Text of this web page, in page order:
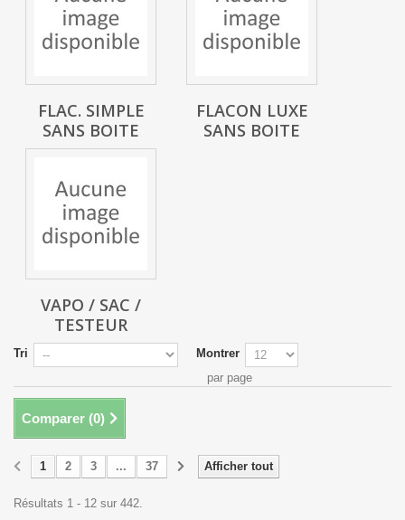
FLAC. SIMPLE
SANS BOITE
FLACON LUXE
SANS BOITE
VAPO / SAC /
TESTEUR
Tri
Montrer
par page
Comparer (0)
Afficher tout
1 2 3 ... 37
Résultats 1 - 12 sur 442.